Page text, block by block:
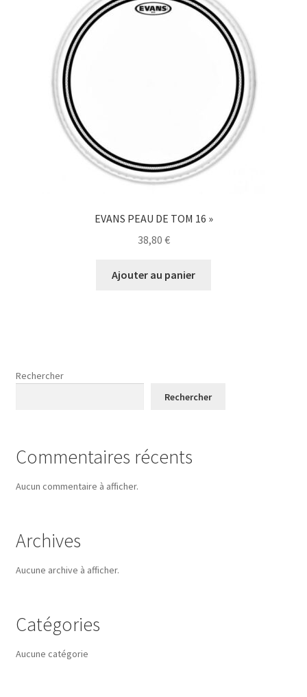
EVANS PEAU DE TOM 16 »
38,80 €
Ajouter au panier
Rechercher
Rechercher
Commentaires récents
Aucun commentaire à afficher.
Archives
Aucune archive à afficher.
Catégories
Aucune catégorie